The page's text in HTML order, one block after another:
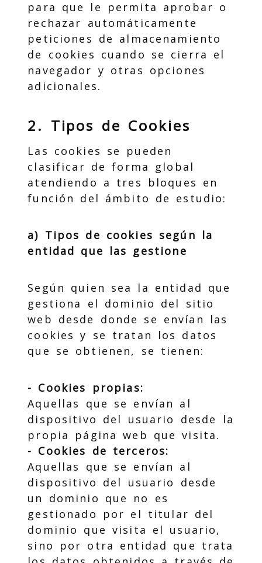
para que le permita aprobar o
rechazar automáticamente
peticiones de almacenamiento
de cookies cuando se cierra el
navegador y otras opciones
adicionales.
2. Tipos de Cookies
Las cookies se pueden
clasificar de forma global
atendiendo a tres bloques en
función del ámbito de estudio:
a) Tipos de cookies según la
entidad que las gestione
Según quien sea la entidad que
gestiona el dominio del sitio
web desde donde se envían las
cookies y se tratan los datos
que se obtienen, se tienen:
- Cookies propias:
Aquellas que se envían al
dispositivo del usuario desde la
propia página web que visita.
- Cookies de terceros:
Aquellas que se envían al
dispositivo del usuario desde
un dominio que no es
gestionado por el titular del
dominio que visita el usuario,
sino por otra entidad que trata